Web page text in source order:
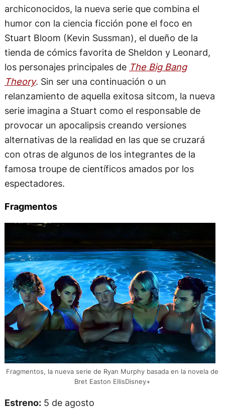
archiconocidos, la nueva serie que combina el
humor con la ciencia ficción pone el foco en
Stuart Bloom (Kevin Sussman), el dueño de la
tienda de cómics favorita de Sheldon y Leonard,
los personajes principales de The Big Bang
Theory. Sin ser una continuación o un
relanzamiento de aquella exitosa sitcom, la nueva
serie imagina a Stuart como el responsable de
provocar un apocalipsis creando versiones
alternativas de la realidad en las que se cruzará
con otras de algunos de los integrantes de la
famosa troupe de científicos amados por los
espectadores.
Fragmentos
Fragmentos, la nueva serie de Ryan Murphy basada en la novela de
Bret Easton EllisDisney+
Estreno:5 de agosto